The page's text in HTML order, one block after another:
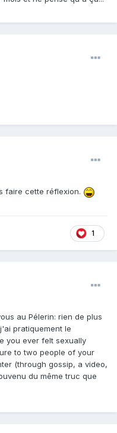
faire cette réflexion.
1
au Pélerin: rien de plus
pratiquement le
you ever felt sexually
to two people of your
(through gossip, a video,
du même truc que